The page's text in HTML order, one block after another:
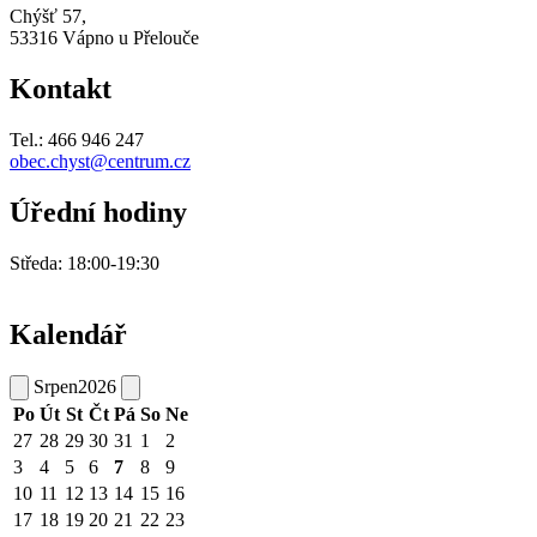
Chýšť 57,
53316 Vápno u Přelouče
Kontakt
Tel.: 466 946 247
obec.chyst@centrum.cz
Úřední hodiny
Středa: 18:00-19:30
Kalendář
Srpen2026
Po Út St Čt Pá So Ne
27 28 29 30 31 1
2
3
4 5 6 7 8
9
10 11 12 13 14 15 16
17 18 19 20 21 22 23